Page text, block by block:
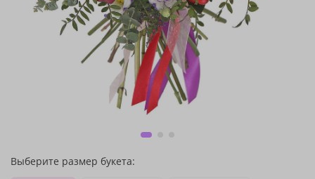
Выберите размер букета: